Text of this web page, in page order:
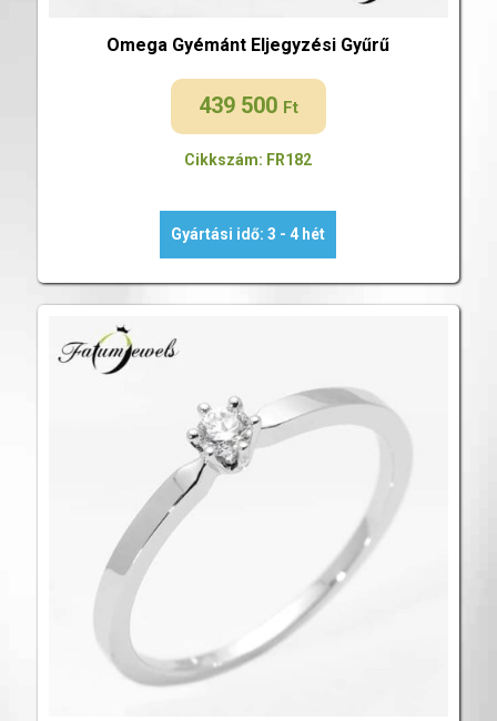
Omega Gyémánt Eljegyzési Gyűrű
439 500 Ft
Cikkszám: FR182
Gyártási idő: 3 - 4 hét